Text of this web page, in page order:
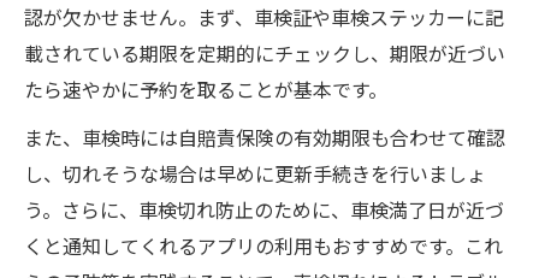
認が欠かせません。まず、車検証や車検ステッカーに記
載されている期限を定期的にチェックし、期限が近づい
たら速やかに予約を取ることが基本です。
また、車検時には自賠責保険の有効期限も合わせて確認
し、切れそうな場合は早めに更新手続きを行いましょ
う。さらに、車検切れ防止のために、車検満了日が近づ
くと通知してくれるアプリの利用もおすすめです。これ